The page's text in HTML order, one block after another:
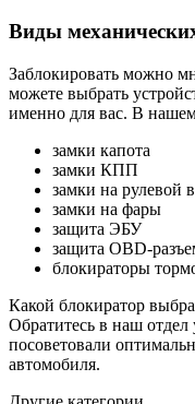
Виды
Заблокировать можно
можете выбрать
именно для вас. В
замки капота
замки КПП
замки на рулевой
замки на фары
защита ЭБУ
защита OBD-
блокираторы
Какой блокиратор
Обратитесь в наш
посоветовали
автомобиля.